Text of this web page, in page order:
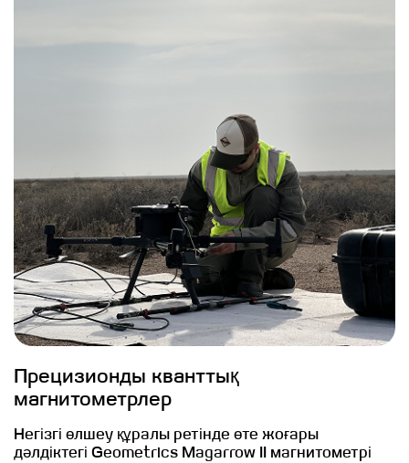
Прецизионды кванттық
магнитометрлер
Негізгі өлшеу құралы ретінде өте жоғары
дәлдіктегі Geometrics Magarrow II магнитометрі